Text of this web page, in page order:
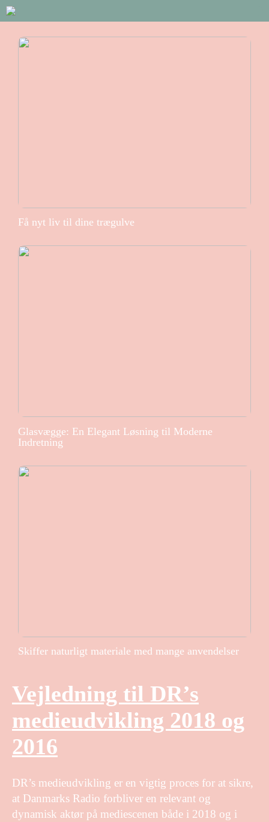
Få nyt liv til dine trægulve
Glasvægge: En Elegant Løsning til Moderne
Indretning
Skiffer naturligt materiale med mange anvendelser
Vejledning til DR’s
medieudvikling 2018 og
2016
DR’s medieudvikling er en vigtig proces for at sikre,
at Danmarks Radio forbliver en relevant og
dynamisk aktør på mediescenen både i 2018 og i